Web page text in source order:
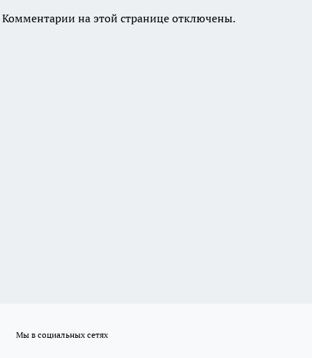
Комментарии на этой странице отключены.
Мы в социальных сетях